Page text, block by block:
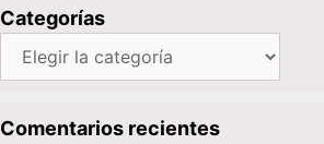
Categorías
Categorías
Comentarios recientes